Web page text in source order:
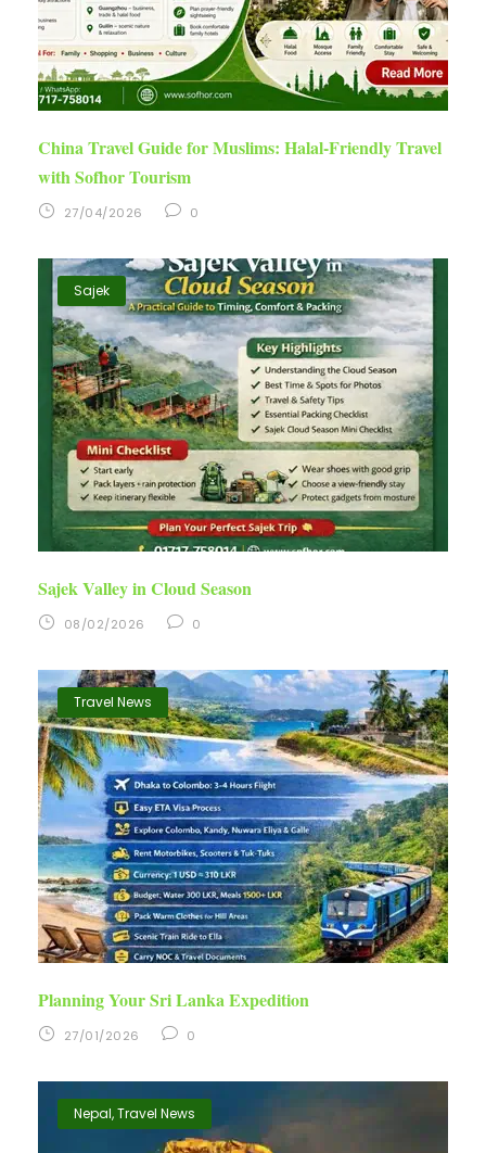
China Travel Guide for Muslims: Halal-Friendly Travel
with Sofhor Tourism
27/04/2026 0
Sajek
Sajek Valley in Cloud Season
08/02/2026 0
Travel News
Planning Your Sri Lanka Expedition
27/01/2026 0
Nepal,Travel News